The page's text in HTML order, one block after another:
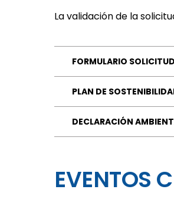
La validación de la
FORMULARIO
PLAN DE
DECLARACIÓN
EVENTOS